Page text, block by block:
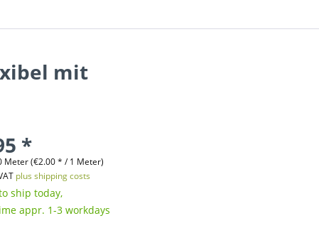
mit
*
Meter (€2.00 * / 1 Meter)
plus shipping costs
ship today,
appr. 1-3 workdays